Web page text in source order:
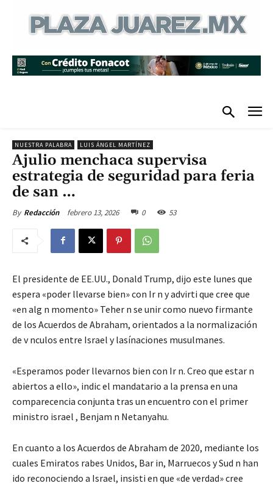
NUESTRA PALABRA LUIS ÁNGEL MARTÍNEZ
Ajulio menchaca supervisa
estrategia de seguridad para feria
de san …
By Redacción febrero 13, 2026 0 53
El presidente de EE.UU., Donald Trump, dijo este lunes que
espera «poder llevarse bien» con Ir n y advirti que cree que
«en alg n momento» Teher n se unir como nuevo firmante
de los Acuerdos de Abraham, orientados a la normalización
de v nculos entre Israel y lasínaciones musulmanes.
«Esperamos poder llevarnos bien con Ir n. Creo que estar n
abiertos a ello», indic el mandatario a la prensa en una
comparecencia conjunta tras un encuentro con el primer
ministro israel , Benjam n Netanyahu.
En cuanto a los Acuerdos de Abraham de 2020, mediante los
cuales Emiratos rabes Unidos, Bar in, Marruecos y Sud n han
ido reconociendo a Israel, insisti en que «de verdad» cree